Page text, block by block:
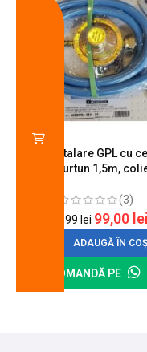
Kit instalare GPL cu
butelie, furtun 1,5m,
(3)
120,99lei 99,00 lei
ADAUGĂ ÎN COȘ
COMANDĂ PE